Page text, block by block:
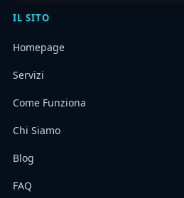
IL SITO
Homepage
Servizi
Come Funziona
Chi Siamo
Blog
FAQ